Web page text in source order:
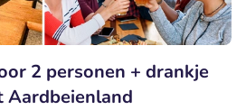
2 personen + drankje
Aardbeienland